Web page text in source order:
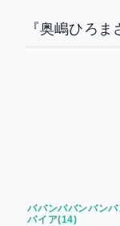
『奥嶋ひろ
ババンババンバンバ
パイア(14)